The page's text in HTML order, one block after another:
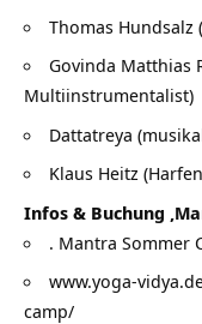
Thomas
Govinda Matthias
Multiinstrumentalist)
Dattatreya
Klaus Heitz
Infos & Buchung
. Mantra Sommer
www.yoga-
camp/